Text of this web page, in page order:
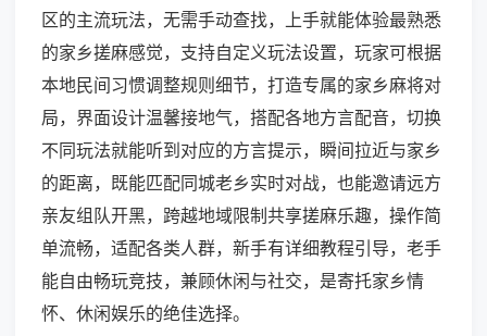
区的主流玩法，无需手动查找，上手就能体验最熟悉
的家乡搓麻感觉，支持自定义玩法设置，玩家可根据
本地民间习惯调整规则细节，打造专属的家乡麻将对
局，界面设计温馨接地气，搭配各地方言配音，切换
不同玩法就能听到对应的方言提示，瞬间拉近与家乡
的距离，既能匹配同城老乡实时对战，也能邀请远方
亲友组队开黑，跨越地域限制共享搓麻乐趣，操作简
单流畅，适配各类人群，新手有详细教程引导，老手
能自由畅玩竞技，兼顾休闲与社交，是寄托家乡情
怀、休闲娱乐的绝佳选择。